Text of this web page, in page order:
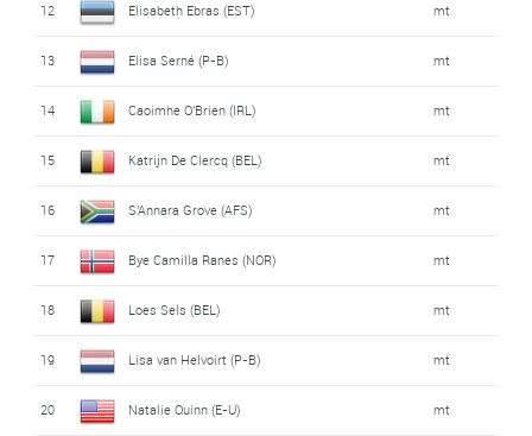
12 Elisabeth Ebras (EST) mt
13 Elisa Serné (P-B) mt
14 Caoimhe O'Brien (IRL) mt
15 Katrijn De Clercq (BEL) mt
16 S'Annara Grove (AFS) mt
17 Bye Camilla Ranes (NOR) mt
18 Loes Sels (BEL) mt
19 Lisa van Helvoirt (P-B) mt
20 Natalie Quinn (E-U) mt